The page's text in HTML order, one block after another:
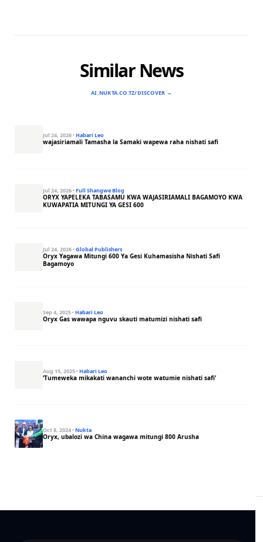
Similar News
AI.NUKTA.CO.TZ/DISCOVER →
Jul 24, 2026· Habari Leo
wajasiriamali Tamasha la Samaki wapewa raha nishati safi
Jul 24, 2026· Full Shangwe Blog
ORYX YAPELEKA TABASAMU KWA WAJASIRIAMALI BAGAMOYO KWA
KUWAPATIA MITUNGI YA GESI 600
Jul 24, 2026· Global Publishers
Oryx Yagawa Mitungi 600 Ya Gesi Kuhamasisha Nishati Safi
Bagamoyo
Sep 4, 2025· Habari Leo
Oryx Gas wawapa nguvu skauti matumizi nishati safi
Aug 15, 2025· Habari Leo
‘Tumeweka mikakati wananchi wote watumie nishati safi’
Oct 8, 2024· Nukta
Oryx, ubalozi wa China wagawa mitungi 800 Arusha